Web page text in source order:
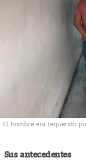
El hombre era requerido
Sus antecedentes